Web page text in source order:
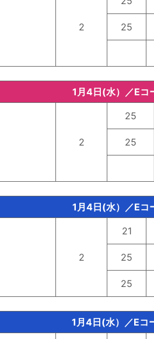
2 25
1月4日(水）／Eコ
2
25
25
1月4日(水）／Eコ
2
21
25
25
1月4日(水）／Eコ